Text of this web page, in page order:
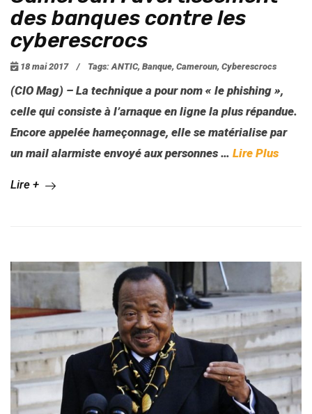
des banques contre les
cyberescrocs
18 mai 2017 / Tags:ANTIC, Banque, Cameroun, Cyberescrocs
(CIO Mag) – La technique a pour nom « le phishing »,
celle qui consiste à l’arnaque en ligne la plus répandue.
Encore appelée hameçonnage, elle se matérialise par
un mail alarmiste envoyé aux personnes … Lire Plus
Lire +